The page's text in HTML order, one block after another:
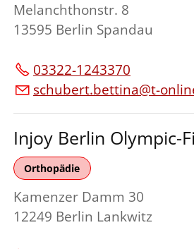
Melanchthonstr. 8
13595 Berlin Spandau
03322-1243370
schubert.bettina@t-
Injoy Berlin Olympic-
Orthopädie
Kamenzer Damm 30
12249 Berlin Lankwitz